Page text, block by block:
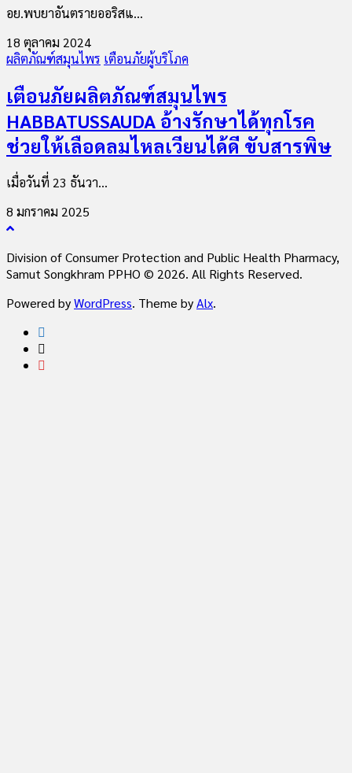
อย.พบยาอันตรายออริสแ...
18 ตุลาคม 2024
ผลิตภัณฑ์สมุนไพร เตือนภัยผู้บริโภค
เตือนภัยผลิตภัณฑ์สมุนไพร
HABBATUSSAUDA อ้างรักษาได้ทุกโรค
ช่วยให้เลือดลมไหลเวียนได้ดี ขับสารพิษ
เมื่อวันที่ 23 ธันวา...
8 มกราคม 2025
Division of Consumer Protection and Public Health Pharmacy,
Samut Songkhram PPHO © 2026. All Rights Reserved.
Powered byWordPress. Theme byAlx.